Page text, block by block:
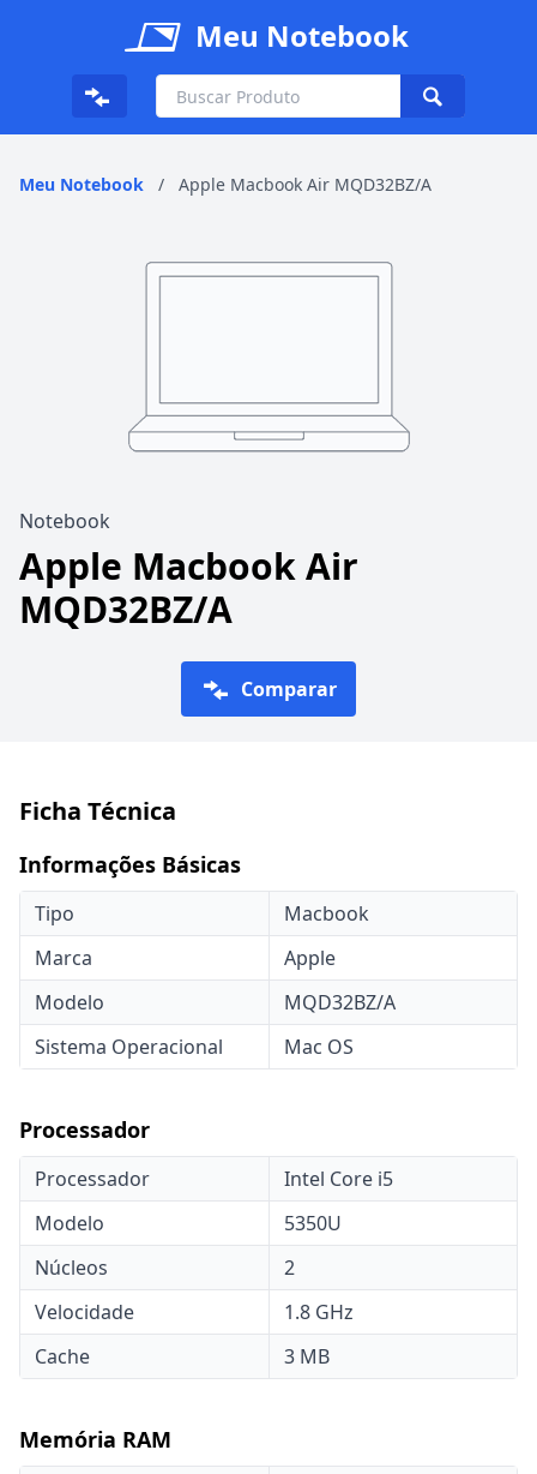
Meu Notebook
Meu Notebook / Apple Macbook Air MQD32BZ/A
Notebook
Apple Macbook Air
MQD32BZ/A
Comparar
Ficha Técnica
Informações Básicas
Tipo
Macbook
Marca
Apple
Modelo
MQD32BZ/A
Sistema Operacional
Mac OS
Processador
Processador
Intel Core i5
Modelo
5350U
Núcleos
2
Velocidade
1.8 GHz
Cache
3 MB
Memória RAM